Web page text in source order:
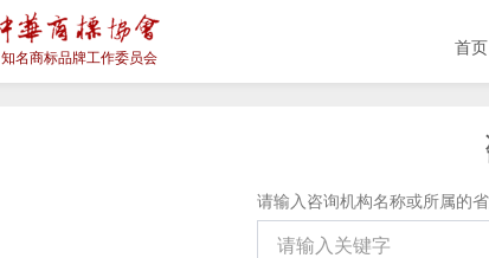
知名商标品牌工作委员会
首页
请输入咨询机构名称或所属的